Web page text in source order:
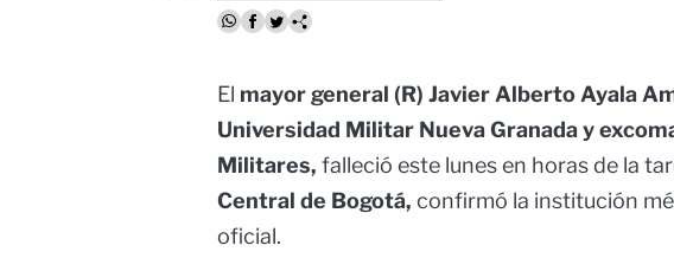
El mayor general (R) Javier Alberto Ayala
Universidad Militar Nueva Granada y
Militares, falleció este lunes en horas de la
Central de Bogotá, confirmó la institución
oficial.